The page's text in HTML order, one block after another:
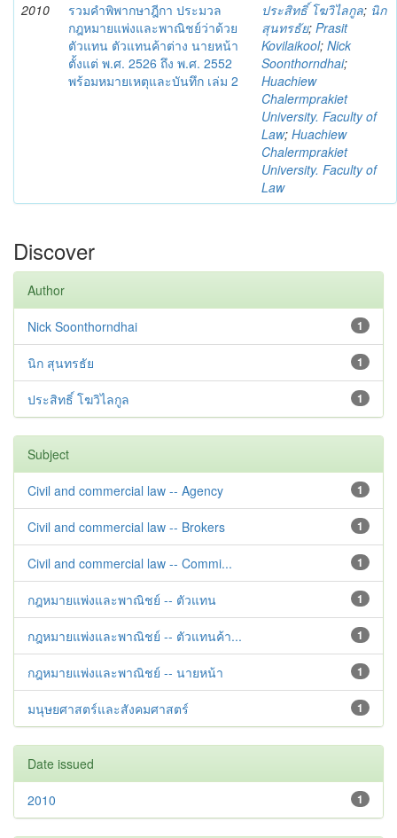
2010
รวมคำพิพากษาฎีกา ประมวล
กฎหมายแพ่งและพาณิชย์ว่าด้วย
ตัวแทน ตัวแทนค้าต่าง นายหน้า
ตั้งแต่ พ.ศ. 2526 ถึง พ.ศ. 2552
พร้อมหมายเหตุและบันทึก เล่ม 2
ประสิทธิ์ โฆวิไลกูล; นิก
สุนทรธัย; Prasit
Kovilaikool; Nick
Soonthorndhai;
Huachiew
Chalermprakiet
University. Faculty of
Law; Huachiew
Chalermprakiet
University. Faculty of
Law
Discover
Author
1
Nick Soonthorndhai
1
นิก สุนทรธัย
1
ประสิทธิ์ โฆวิไลกูล
Subject
1
Civil and commercial law -- Agency
1
Civil and commercial law -- Brokers
1
Civil and commercial law -- Commi...
1
กฎหมายแพ่งและพาณิชย์ -- ตัวแทน
1
กฎหมายแพ่งและพาณิชย์ -- ตัวแทนค้า...
1
กฎหมายแพ่งและพาณิชย์ -- นายหน้า
1
มนุษยศาสตร์และสังคมศาสตร์
Date issued
1
2010